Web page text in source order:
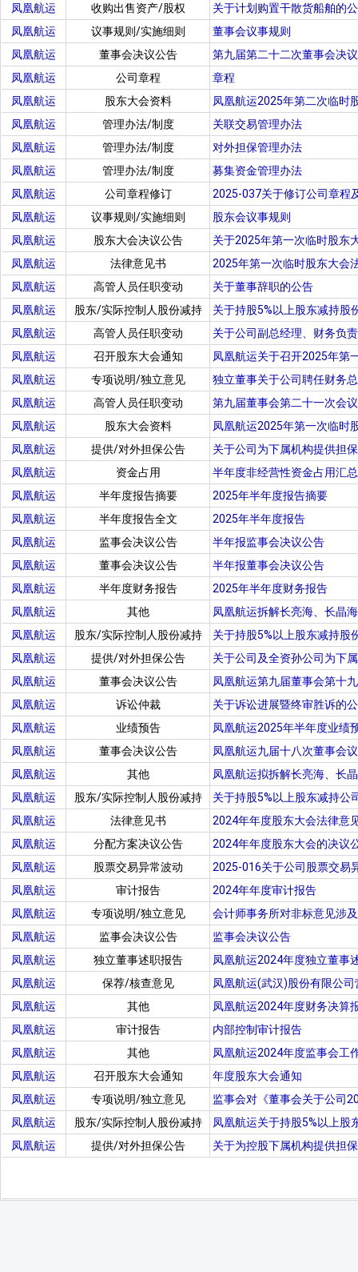
凤凰航运
收购出售资产/股权
关于计划购置干散货船舶的
凤凰航运
议事规则/实施细则
董事会议事规则
凤凰航运
董事会决议公告
第九届第二十二次董事会决
凤凰航运
公司章程
章程
凤凰航运
股东大会资料
凤凰航运2025年第二次临时
凤凰航运
管理办法/制度
关联交易管理办法
凤凰航运
管理办法/制度
对外担保管理办法
凤凰航运
管理办法/制度
募集资金管理办法
凤凰航运
公司章程修订
2025-037关于修订公司章程
凤凰航运
议事规则/实施细则
股东会议事规则
凤凰航运
股东大会决议公告
关于2025年第一次临时股东
凤凰航运
法律意见书
2025年第一次临时股东大会
凤凰航运
高管人员任职变动
关于董事辞职的公告
凤凰航运
股东/实际控制人股份减持
关于持股5%以上股东减持股
凤凰航运
高管人员任职变动
关于公司副总经理、财务负
凤凰航运
召开股东大会通知
凤凰航运关于召开2025年第
凤凰航运
专项说明/独立意见
独立董事关于公司聘任财务
凤凰航运
高管人员任职变动
第九届董事会第二十一次会
凤凰航运
股东大会资料
凤凰航运2025年第一次临时
凤凰航运
提供/对外担保公告
关于公司为下属机构提供担
凤凰航运
资金占用
半年度非经营性资金占用汇
凤凰航运
半年度报告摘要
2025年半年度报告摘要
凤凰航运
半年度报告全文
2025年半年度报告
凤凰航运
监事会决议公告
半年报监事会决议公告
凤凰航运
董事会决议公告
半年报董事会决议公告
凤凰航运
半年度财务报告
2025年半年度财务报告
凤凰航运
其他
凤凰航运拆解长亮海、长晶
凤凰航运
股东/实际控制人股份减持
关于持股5%以上股东减持股
凤凰航运
提供/对外担保公告
关于公司及全资孙公司为下
凤凰航运
董事会决议公告
凤凰航运第九届董事会第十
凤凰航运
诉讼仲裁
关于诉讼进展暨终审胜诉的
凤凰航运
业绩预告
凤凰航运2025年半年度业绩
凤凰航运
董事会决议公告
凤凰航运九届十八次董事会
凤凰航运
其他
凤凰航运拟拆解长亮海、长
凤凰航运
股东/实际控制人股份减持
关于持股5%以上股东减持公
凤凰航运
法律意见书
2024年年度股东大会法律意
凤凰航运
分配方案决议公告
2024年年度股东大会的决议
凤凰航运
股票交易异常波动
2025-016关于公司股票交易
凤凰航运
审计报告
2024年年度审计报告
凤凰航运
专项说明/独立意见
会计师事务所对非标意见涉
凤凰航运
监事会决议公告
监事会决议公告
凤凰航运
独立董事述职报告
凤凰航运2024年度独立董事
凤凰航运
保荐/核查意见
凤凰航运(武汉)股份有限公
凤凰航运
其他
凤凰航运2024年度财务决算
凤凰航运
审计报告
内部控制审计报告
凤凰航运
其他
凤凰航运2024年度监事会工
凤凰航运
召开股东大会通知
年度股东大会通知
凤凰航运
专项说明/独立意见
监事会对《董事会关于公司
凤凰航运
股东/实际控制人股份减持
凤凰航运关于持股5%以上股
凤凰航运
提供/对外担保公告 关于为控股下属机构提供担